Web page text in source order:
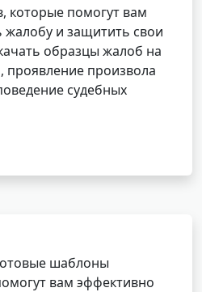
которые помогут вам
и защитить свои
образцы жалоб на
проявление произвола
судебных
шаблоны
вам эффективно